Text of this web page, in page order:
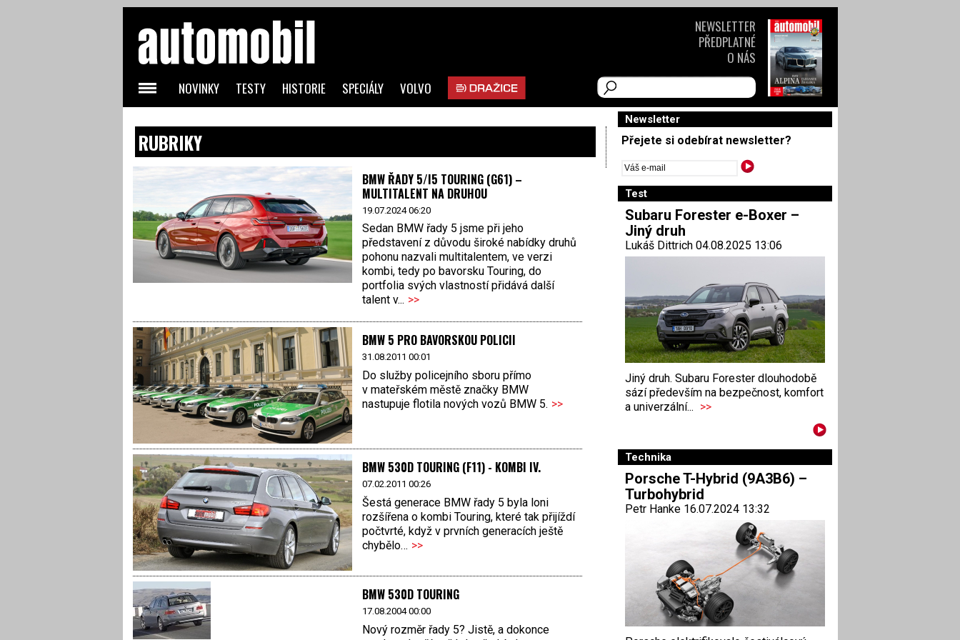
RUBRIKY
BMW ŘADY 5/I5 TOURING (G61) –
MULTITALENT NA DRUHOU
19.07.2024 06:20
Sedan BMW řady 5 jsme při jeho
představení z důvodu široké nabídky druhů
pohonu nazvali multitalentem, ve verzi
kombi, tedy po bavorsku Touring, do
portfolia svých vlastností přidává další
talent v... >>
BMW 5 PRO BAVORSKOU POLICII
31.08.2011 00:01
Do služby policejního sboru přímo
v mateřském městě značky BMW
nastupuje flotila nových vozů BMW 5. >>
BMW 530D TOURING (F11) - KOMBI IV.
07.02.2011 00:26
Šestá generace BMW řady 5 byla loni
rozšířena o kombi Touring, které tak přijíždí
počtvrté, když v prvních generacích ještě
chybělo… >>
BMW 530D TOURING
17.08.2004 00:00
Nový rozměr řady 5? Jistě, a dokonce
Newsletter
Přejete si odebírat newsletter?
Test
Subaru Forester e-Boxer –
Jiný druh
Lukáš Dittrich 04.08.2025 13:06
Jiný druh. Subaru Forester dlouhodobě
sází především na bezpečnost, komfort
a univerzální... >>
Technika
Porsche T-Hybrid (9A3B6) –
Turbohybrid
Petr Hanke 16.07.2024 13:32
NOVINKY TESTY HISTORIE SPECIÁLY VOLVO
NEWSLETTER
PŘEDPLATNÉ
O NÁS